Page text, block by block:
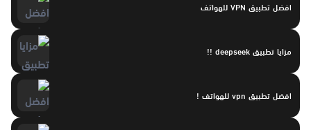
افضل تطبيق VPN للهواتف
مزايا تطبيق deepseek !!
افضل تطبيق vpn للهواتف !